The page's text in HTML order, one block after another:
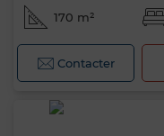
170 m²
Contacter